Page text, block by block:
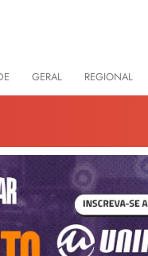
GERAL REGIONAL